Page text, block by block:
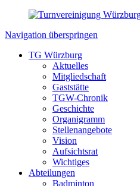
Navigation überspringen
TG Würzburg
Aktuelles
Mitgliedschaft
Gaststätte
TGW-Chronik
Geschichte
Organigramm
Stellenangebote
Vision
Aufsichtsrat
Wichtiges
Abteilungen
Badminton